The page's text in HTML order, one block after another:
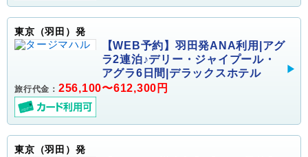
東京（羽田）発
【WEB予約】羽田発ANA利用|アグ
ラ2連泊♪デリー・ジャイプール・
アグラ6日間|デラックスホテル
旅行代金： 256,100〜612,300円
東京（羽田）発